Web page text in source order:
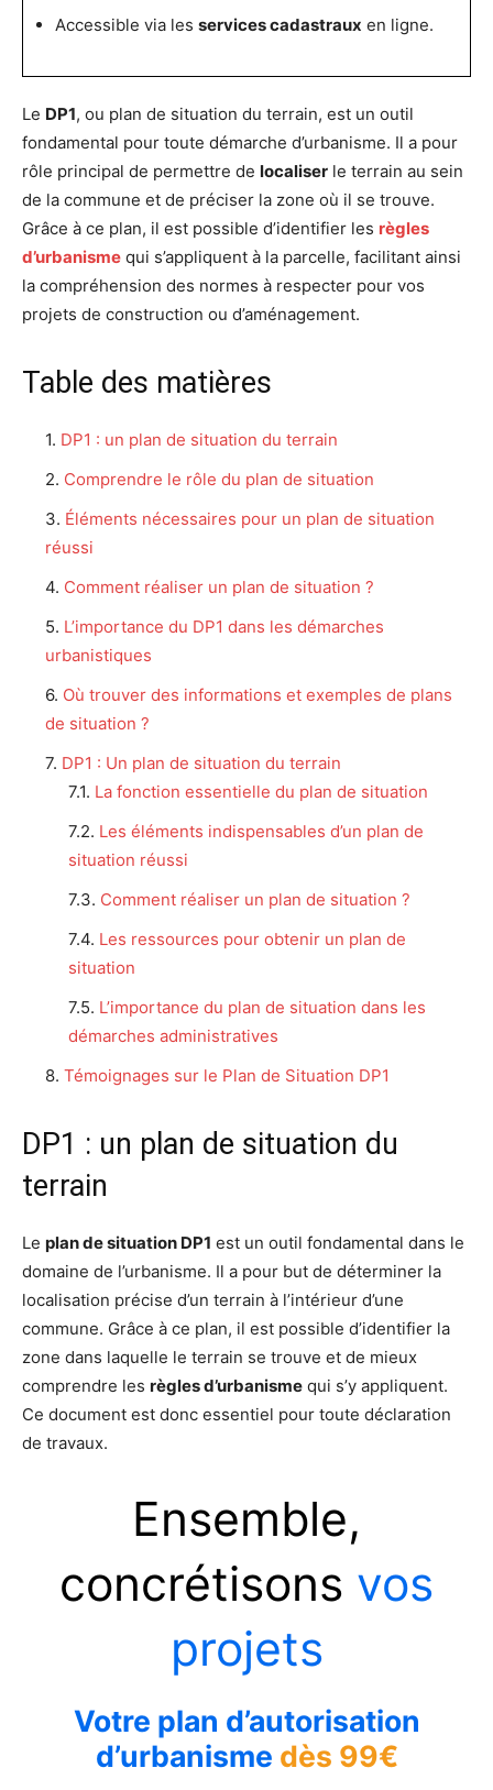
Accessible via les services cadastraux en ligne.
Le DP1, ou plan de situation du terrain, est un outil
fondamental pour toute démarche d’urbanisme. Il a pour
rôle principal de permettre de localiser le terrain au sein
de la commune et de préciser la zone où il se trouve.
Grâce à ce plan, il est possible d’identifier les règles
d’urbanisme qui s’appliquent à la parcelle, facilitant ainsi
la compréhension des normes à respecter pour vos
projets de construction ou d’aménagement.
Table des matières
DP1 : un plan de situation du terrain
Comprendre le rôle du plan de situation
Éléments nécessaires pour un plan de situation
réussi
Comment réaliser un plan de situation ?
L’importance du DP1 dans les démarches
urbanistiques
Où trouver des informations et exemples de plans
de situation ?
DP1 : Un plan de situation du terrain
La fonction essentielle du plan de situation
Les éléments indispensables d’un plan de
situation réussi
Comment réaliser un plan de situation ?
Les ressources pour obtenir un plan de
situation
L’importance du plan de situation dans les
démarches administratives
Témoignages sur le Plan de Situation DP1
DP1 : un plan de situation du
terrain
Le plan de situation DP1 est un outil fondamental dans le
domaine de l’urbanisme. Il a pour but de déterminer la
localisation précise d’un terrain à l’intérieur d’une
commune. Grâce à ce plan, il est possible d’identifier la
zone dans laquelle le terrain se trouve et de mieux
comprendre les règles d’urbanisme qui s’y appliquent.
Ce document est donc essentiel pour toute déclaration
de travaux.
Ensemble,
concrétisons vos
projets
Votre plan d’autorisation
d’urbanisme dès 99€